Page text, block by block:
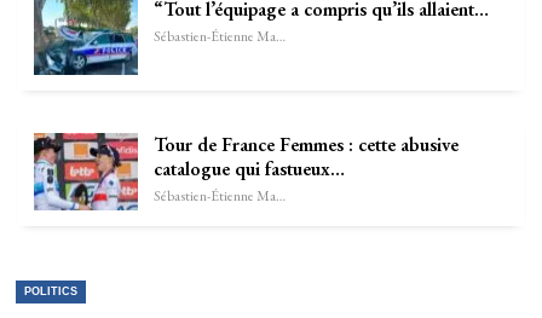
“Tout l’équipage a compris qu’ils allaient…
Sébastien-Étienne Marechal
Tour de France Femmes : cette abusive
catalogue qui fastueux…
Sébastien-Étienne Marechal
POLITICS